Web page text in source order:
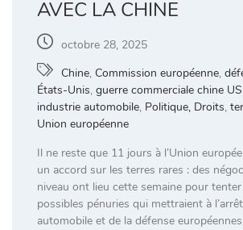
AVEC LA CHINE
octobre 28, 2025
Chine, Commission européenne,
États-Unis, guerre commerciale chine US
industrie automobile, Politique, Droits,
Union européenne
Il ne reste que 11 jours à l’Union
un accord sur les terres rares : des
niveau ont lieu cette semaine pour tenter
possibles pénuries qui mettraient à
automobile et de la défense